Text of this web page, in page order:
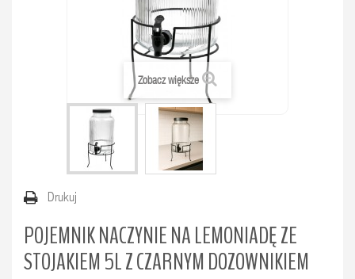
Zobacz większe
Drukuj
POJEMNIK NACZYNIE NA LEMONIADĘ ZE
STOJAKIEM 5L Z CZARNYM DOZOWNIKIEM